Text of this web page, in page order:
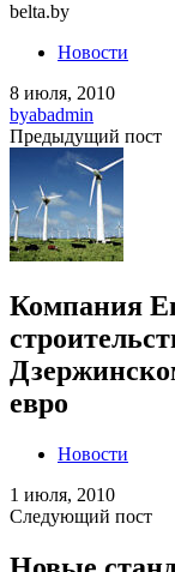
belta.by
Новости
8 июля, 2010
byabadmin
Предыдущий пост
Компания
евро
Новости
1 июля, 2010
Следующий пост